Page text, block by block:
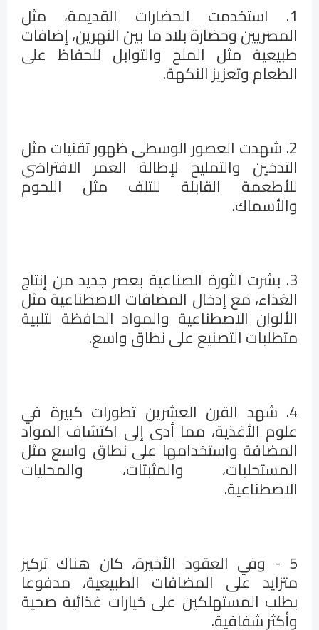
1. استخدمت الحضارات القديمة، مثل
المصريين وحضارة بلاد ما بين النهرين، إضافات
طبيعية مثل الملح والتوابل للحفاظ على
الطعام وتعزيز النكهة.
2. شهدت العصور الوسطى ظهور تقنيات مثل
التدخين والتمليح لإطالة العمر الافتراضي
للأطعمة القابلة للتلف مثل اللحوم
والأسماك.
3. بشرت الثورة الصناعية بعصر جديد من إنتاج
الغذاء، مع إدخال المضافات الاصطناعية مثل
الألوان الاصطناعية والمواد الحافظة لتلبية
متطلبات التصنيع على نطاق واسع.
4. شهد القرن العشرين تطورات كبيرة في
علوم الأغذية، مما أدى إلى اكتشاف المواد
المضافة واستخدامها على نطاق واسع مثل
المستحلبات، والمثبتات، والمحليات
الاصطناعية.
5 - وفي العقود الأخيرة، كان هناك تركيز
متزايد على المضافات الطبيعية، مدفوعا
بطلب المستهلكين على خيارات غذائية صحية
وأكثر شفافية.